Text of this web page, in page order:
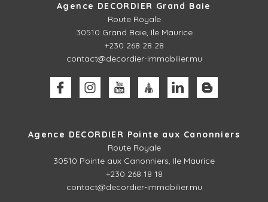
Agence DECORDIER Grand Baie
Route Royale
30510 Grand Baie, Ile Maurice
+230 268 28 28
contact@decordier-immobilier.mu
Agence DECORDIER Pointe aux Canonniers
Route Royale
30510 Pointe aux Canonniers, Ile Maurice
+230 268 18 18
contact@decordier-immobilier.mu